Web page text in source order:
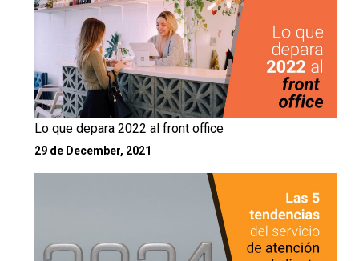
Lo que depara 2022 al front office
29 de December, 2021